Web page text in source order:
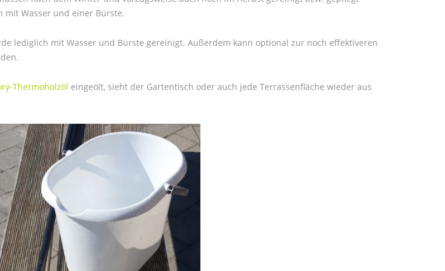
mit Wasser und einer Bürste.
lediglich mit Wasser und Bürste gereinigt. Außerdem kann optional zur noch effektiveren
Thermoholzöl eingeölt, sieht der Gartentisch oder auch jede Terrassenfläche wieder aus